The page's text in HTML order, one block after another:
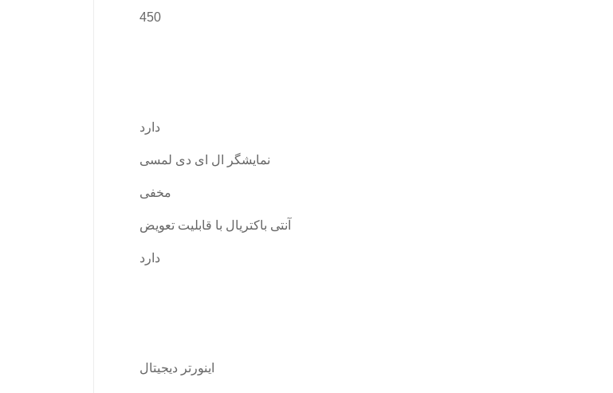
450
دارد
نمایشگر ال ای دی لمسی
مخفی
آنتی باکتریال با قابلیت تعویض
دارد
اینورتر دیجیتال